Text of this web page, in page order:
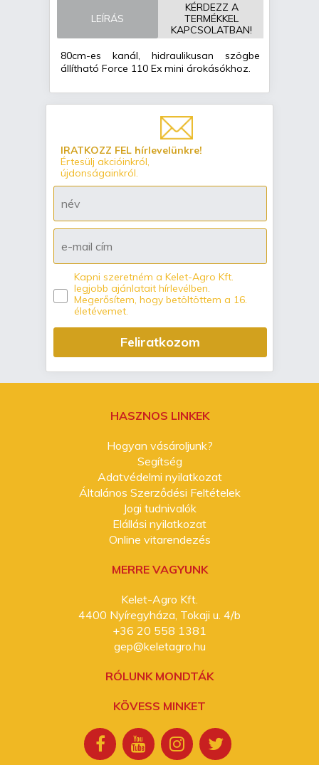
LEÍRÁS
KÉRDEZZ A
TERMÉKKEL
KAPCSOLATBAN!
80cm-es kanál, hidraulikusan szögbe
állítható Force 110 Ex mini árokásókhoz.
IRATKOZZ FEL hírlevelünkre!
Értesülj akcióinkról,
újdonságainkról.
Kapni szeretném a Kelet-Agro Kft.
legjobb ajánlatait hírlevélben.
Megerősítem, hogy betöltöttem a 16.
életévemet.
Feliratkozom
HASZNOS LINKEK
Hogyan vásároljunk?
Segítség
Adatvédelmi nyilatkozat
Általános Szerződési Feltételek
Jogi tudnivalók
Elállási nyilatkozat
Online vitarendezés
MERRE VAGYUNK
Kelet-Agro Kft.
4400 Nyíregyháza, Tokaji u. 4/b
+36 20 558 1381
gep@keletagro.hu
RÓLUNK MONDTÁK
KÖVESS MINKET